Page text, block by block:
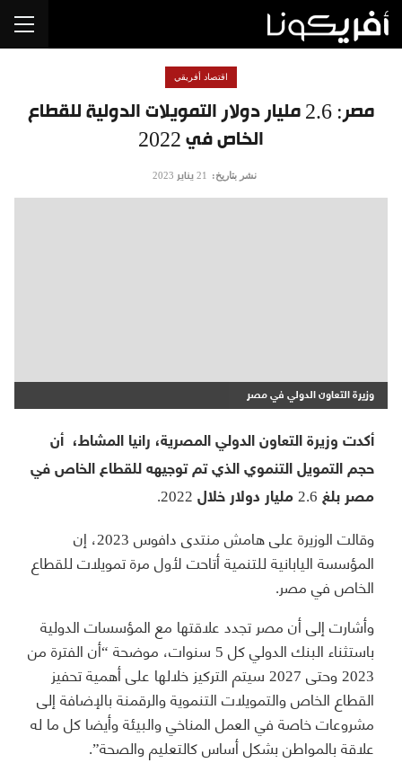
مصر: 2.6 مليار دولار التمويلات الدولية للقطاع
الخاص في 2022
اقتصاد أفريقي
نشر بتاريخ: 21 يناير 2023
وزيرة التعاون الدولي في مصر
أكدت وزيرة التعاون الدولي المصرية، رانيا المشاط، أن
حجم التمويل التنموي الذي تم توجيهه للقطاع الخاص في
مصر بلغ 2.6 مليار دولار خلال 2022.
وقالت الوزيرة على هامش منتدى دافوس 2023، إن
المؤسسة اليابانية للتنمية أتاحت لأول مرة تمويلات للقطاع
الخاص في مصر.
وأشارت إلى أن مصر تجدد علاقتها مع المؤسسات الدولية
باستثناء البنك الدولي كل 5 سنوات، موضحة “أن الفترة من
2023 وحتى 2027 سيتم التركيز خلالها على أهمية تحفيز
القطاع الخاص والتمويلات التنموية والرقمنة بالإضافة إلى
مشروعات خاصة في العمل المناخي والبيئة وأيضا كل ما له
علاقة بالمواطن بشكل أساس كالتعليم والصحة”.